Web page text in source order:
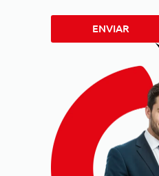
ENVIAR